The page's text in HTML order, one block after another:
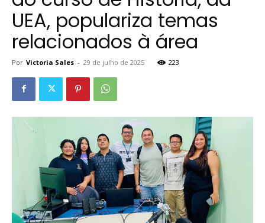
UEA, populariza temas
relacionados à área
Por Victoria Sales - 29 de julho de 2025 223